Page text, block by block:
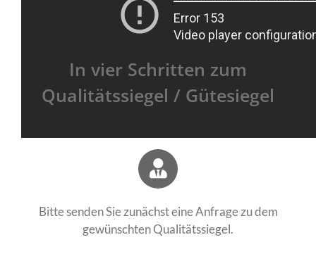
In vier Schritten zum
Qualitätssiegel / Gütesiegel
Bitte senden Sie zunächst eine Anfrage zu dem
gewünschten Qualitätssiegel.